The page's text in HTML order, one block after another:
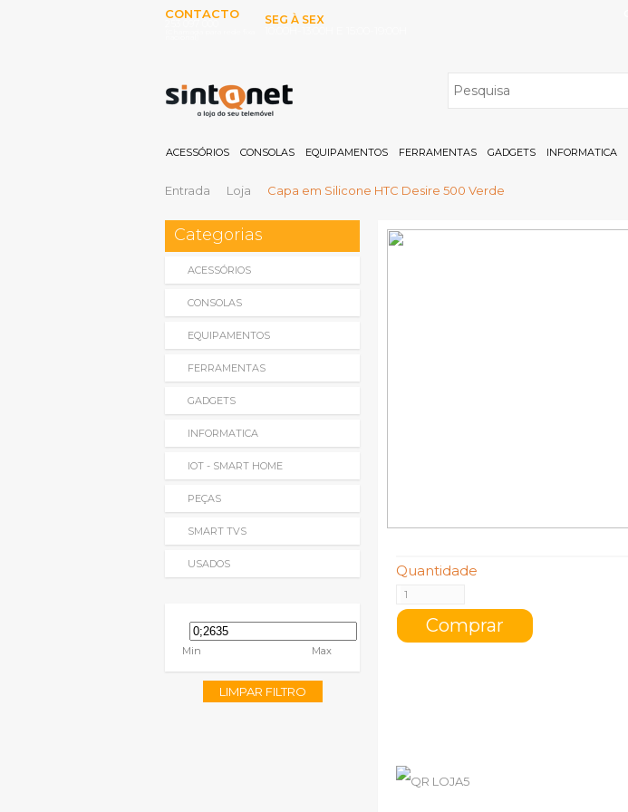
CONTACTO
SEG À SEX
ACESSÓRIOS CONSOLAS EQUIPAMENTOS FERRAMENTAS GADGETS INFORMATICA
Entrada Loja Capa em Silicone HTC Desire 500 Verde
Categorias
ACESSÓRIOS
CONSOLAS
EQUIPAMENTOS
FERRAMENTAS
GADGETS
INFORMATICA
IOT - SMART HOME
PEÇAS
SMART TVS
USADOS
Min Max
LIMPAR FILTRO
Quantidade